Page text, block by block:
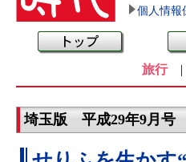
個人情報
旅行
埼玉版 平成29年9月号